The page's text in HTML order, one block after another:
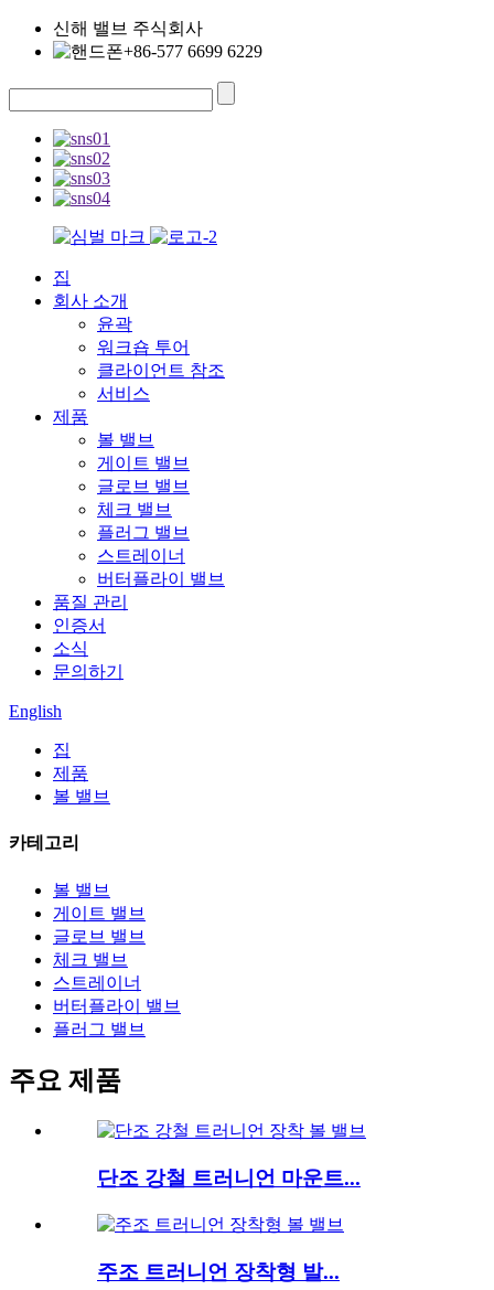
신해 밸브 주식회사
+86-577 6699 6229
집
회사 소개
윤곽
워크숍 투어
클라이언트 참조
서비스
제품
볼 밸브
게이트 밸브
글로브 밸브
체크 밸브
플러그 밸브
스트레이너
버터플라이 밸브
품질 관리
인증서
소식
문의하기
English
집
제품
볼 밸브
카테고리
볼 밸브
게이트 밸브
글로브 밸브
체크 밸브
스트레이너
버터플라이 밸브
플러그 밸브
주요 제품
단조 강철 트러니언 마운트...
주조 트러니언 장착형 발...